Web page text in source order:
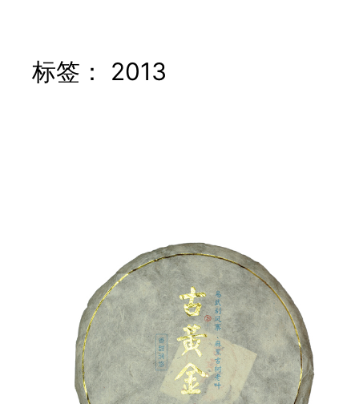
标签： 2013